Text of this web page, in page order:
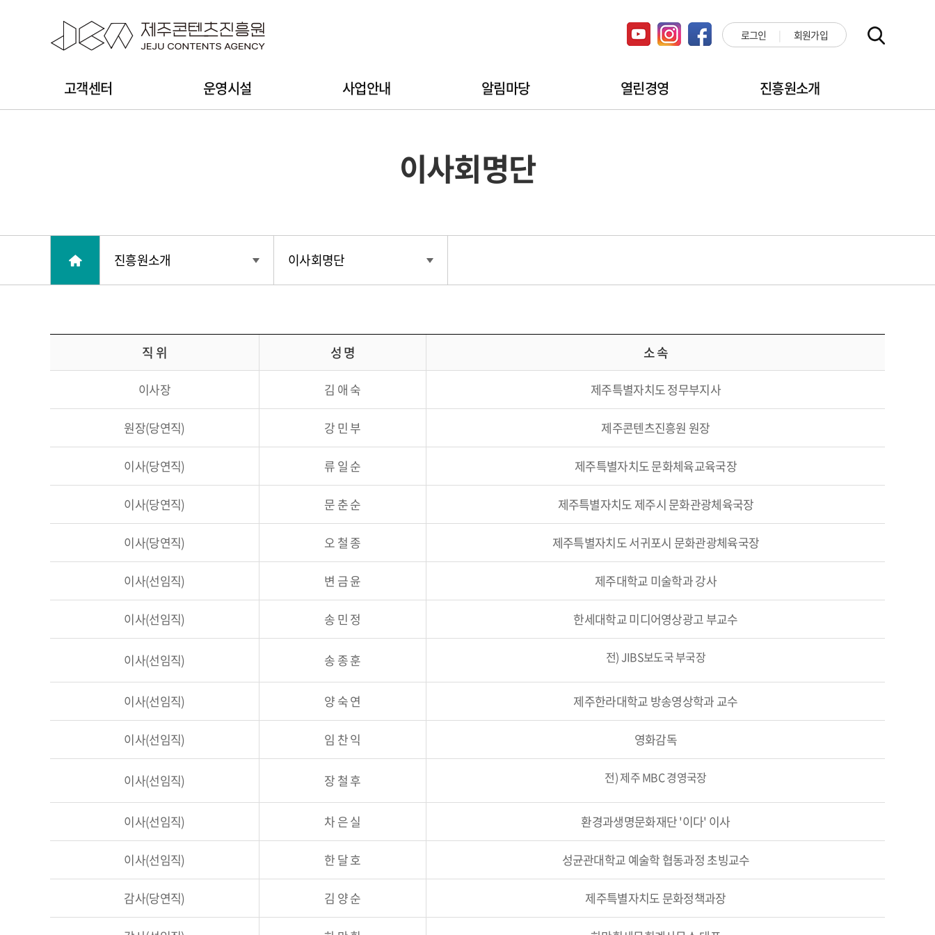
로그인 회원가입
고객센터 운영시설 사업안내 알림마당 열린경영 진흥원소개
이사회명단
진흥원소개 이사회명단
직 위 성 명 소 속
이사장 김 애 숙 제주특별자치도 정무부지사
원장(당연직) 강 민 부 제주콘텐츠진흥원 원장
이사(당연직) 류 일 순 제주특별자치도 문화체육교육국장
이사(당연직) 문 춘 순 제주특별자치도 제주시 문화관광체육국장
이사(당연직) 오 철 종 제주특별자치도 서귀포시 문화관광체육국장
이사(선임직) 변 금 윤 제주대학교 미술학과 강사
이사(선임직) 송 민 정 한세대학교 미디어영상광고 부교수
이사(선임직) 송 종 훈 전) JIBS보도국 부국장
이사(선임직) 양 숙 연 제주한라대학교 방송영상학과 교수
이사(선임직) 임 찬 익 영화감독
이사(선임직) 장 철 후 전) 제주 MBC 경영국장
이사(선임직) 차 은 실 환경과생명문화재단 '이다' 이사
이사(선임직) 한 달 호 성균관대학교 예술학 협동과정 초빙교수
감사(당연직) 김 양 순 제주특별자치도 문화정책과장